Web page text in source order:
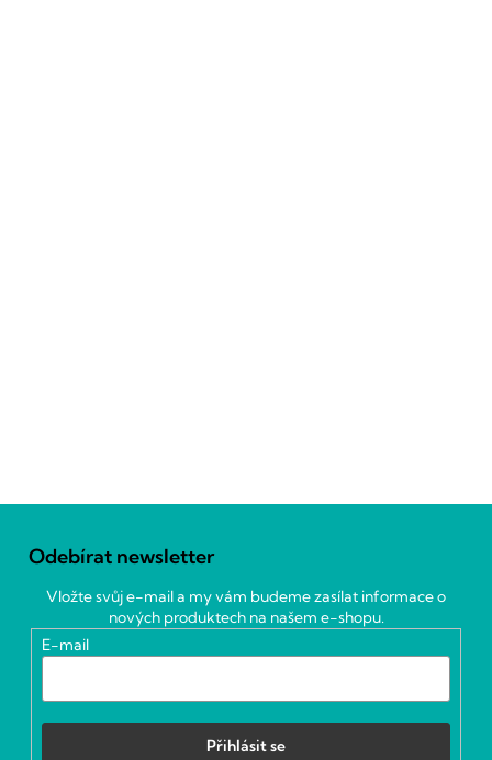
Odebírat newsletter
Vložte svůj e-mail a my vám budeme zasílat informace o
nových produktech na našem e-shopu.
E-mail
Přihlásit se